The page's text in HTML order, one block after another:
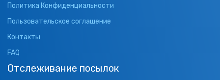
Политика Конфиденциальности
Пользовательское соглашение
Контакты
FAQ
Отслеживание посылок